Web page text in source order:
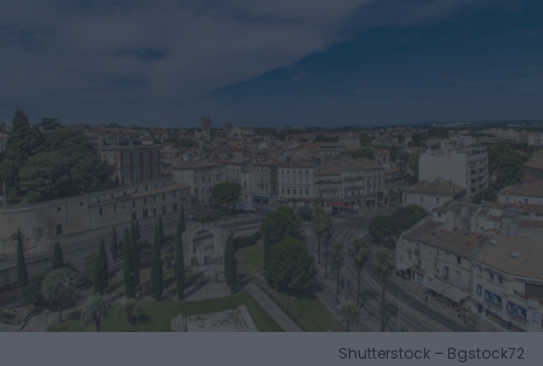
Shutterstock – Bgstock72